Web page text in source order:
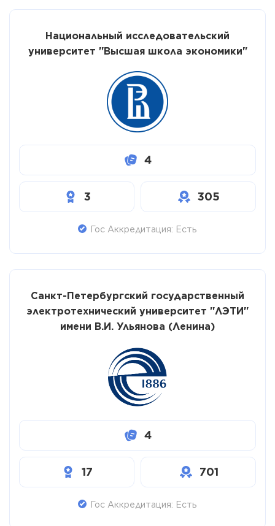
Национальный исследовательский
университет "Высшая школа экономики"
4
3 305
Гос Аккредитация: Есть
Санкт-Петербургский государственный
электротехнический университет "ЛЭТИ"
имени В.И. Ульянова (Ленина)
4
17 701
Гос Аккредитация: Есть